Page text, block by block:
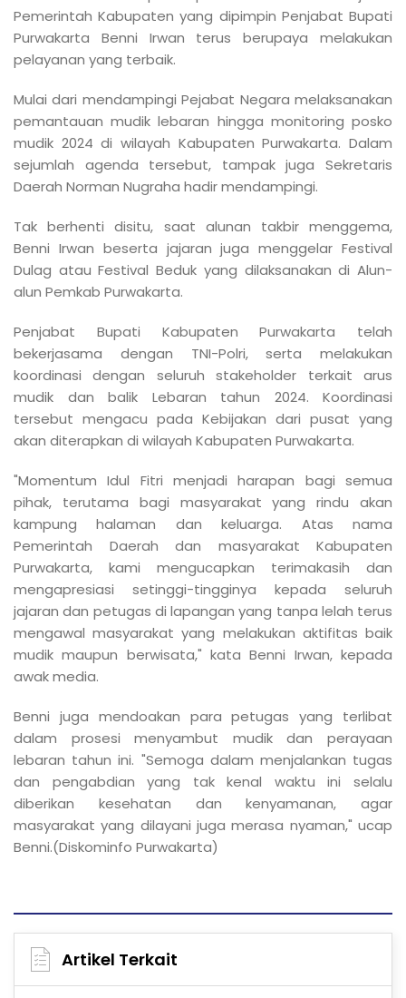
Pemerintah Kabupaten yang dipimpin Penjabat Bupati
Purwakarta Benni Irwan terus berupaya melakukan
pelayanan yang terbaik.
Mulai dari mendampingi Pejabat Negara melaksanakan
pemantauan mudik lebaran hingga monitoring posko
mudik 2024 di wilayah Kabupaten Purwakarta. Dalam
sejumlah agenda tersebut, tampak juga Sekretaris
Daerah Norman Nugraha hadir mendampingi.
Tak berhenti disitu, saat alunan takbir menggema,
Benni Irwan beserta jajaran juga menggelar Festival
Dulag atau Festival Beduk yang dilaksanakan di Alun-
alun Pemkab Purwakarta.
Penjabat Bupati Kabupaten Purwakarta telah
bekerjasama dengan TNI-Polri, serta melakukan
koordinasi dengan seluruh stakeholder terkait arus
mudik dan balik Lebaran tahun 2024. Koordinasi
tersebut mengacu pada Kebijakan dari pusat yang
akan diterapkan di wilayah Kabupaten Purwakarta.
"Momentum Idul Fitri menjadi harapan bagi semua
pihak, terutama bagi masyarakat yang rindu akan
kampung halaman dan keluarga. Atas nama
Pemerintah Daerah dan masyarakat Kabupaten
Purwakarta, kami mengucapkan terimakasih dan
mengapresiasi setinggi-tingginya kepada seluruh
jajaran dan petugas di lapangan yang tanpa lelah terus
mengawal masyarakat yang melakukan aktifitas baik
mudik maupun berwisata," kata Benni Irwan, kepada
awak media.
Benni juga mendoakan para petugas yang terlibat
dalam prosesi menyambut mudik dan perayaan
lebaran tahun ini. "Semoga dalam menjalankan tugas
dan pengabdian yang tak kenal waktu ini selalu
diberikan kesehatan dan kenyamanan, agar
masyarakat yang dilayani juga merasa nyaman," ucap
Benni.(Diskominfo Purwakarta)
Artikel Terkait